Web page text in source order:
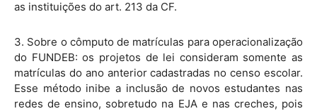
as instituições do art. 213 da CF.
3. Sobre o cômputo de matrículas para operacionalização
do FUNDEB: os projetos de lei consideram somente as
matrículas do ano anterior cadastradas no censo escolar.
Esse método inibe a inclusão de novos estudantes nas
redes de ensino, sobretudo na EJA e nas creches, pois